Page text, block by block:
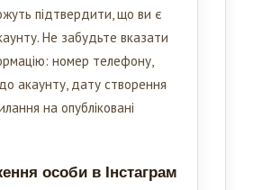
підтвердити, що ви є
Не забудьте вказати
номер телефону,
акаунту, дату створення
на опубліковані
особи в Інстаграм